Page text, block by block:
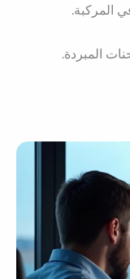
المركبة.
المبردة.